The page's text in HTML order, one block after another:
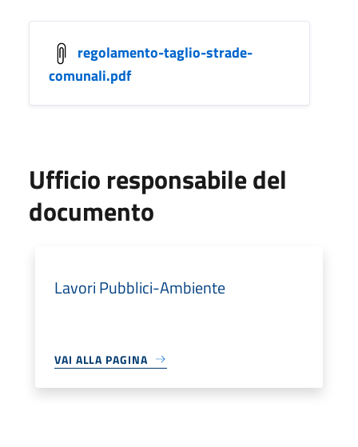
regolamento-taglio-strade-
comunali.pdf
Ufficio responsabile del
documento
Lavori Pubblici-Ambiente
VAI ALLA PAGINA